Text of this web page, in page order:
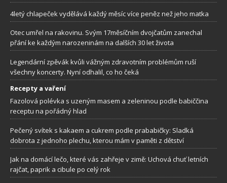
4letý chlapeček vydělává každý měsíc více peněz než jeho matka
Otec umřel na rakovinu. Svým 17měsíčním dvojčatům zanechal
přání ke každým narozeninám na dalších 30 let života
Legendární zpěvák kvůli vážným zdravotním problémům ruší
všechny koncerty. Nyní odhalil, co ho čeká
Recepty a vaření
Fazolová polévka s uzeným masem a zeleninou podle babiččina
receptu na pořádný hlad
Pečený svítek s kakaem a cukrem podle prababičky: Sladká
dobrota z jednoho plechu, kterou mám v paměti z dětství
Jak na domácí lečo, které vás zahřeje v zimě: Uchová chuť letních
rajčat, paprik a cibule po celý rok